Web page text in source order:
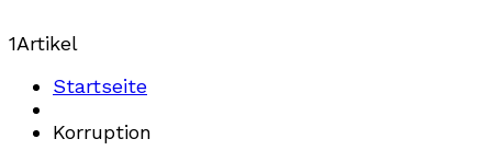
1Artikel
Startseite
Korruption